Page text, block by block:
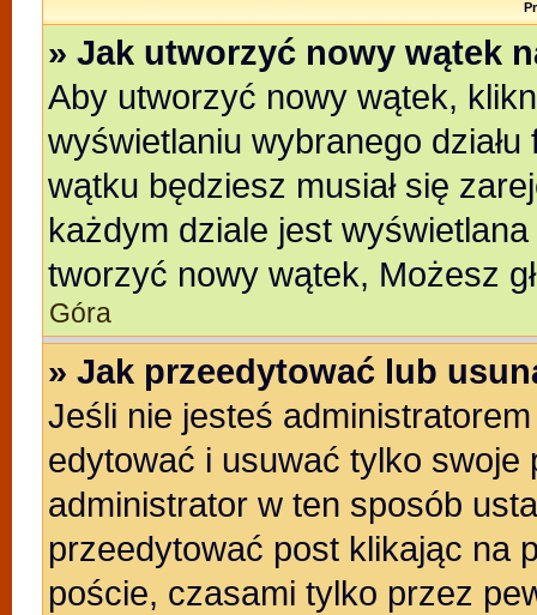
» Jak utworzyć nowy wątek
Aby utworzyć nowy wątek,
wyświetlaniu wybranego
wątku będziesz musiał się
każdym dziale jest
tworzyć nowy wątek, Możesz
Góra
» Jak przeedytować lub
Jeśli nie jesteś
edytować i usuwać tylko swoje
administrator w ten sposób
przeedytować post klikając na
poście, czasami tylko przez